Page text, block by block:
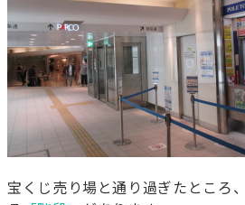
宝くじ売り場と通り過ぎたところ